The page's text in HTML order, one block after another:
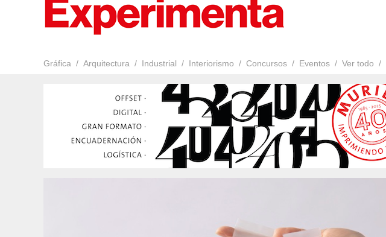
Gráfica Arquitectura Industrial Interiorismo Concursos Eventos Ver todo